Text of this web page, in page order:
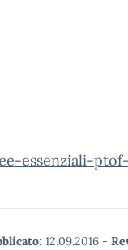
essenziali-
12.09.2016 -